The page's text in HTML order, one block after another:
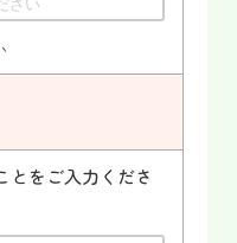
とをご入力くださ